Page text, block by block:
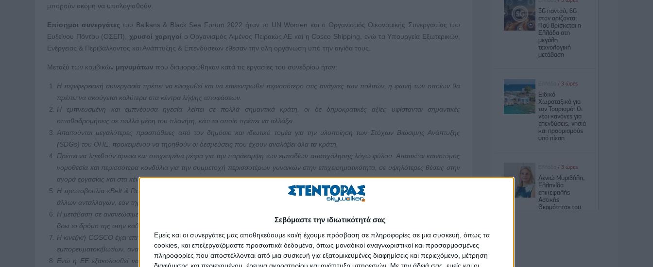
Σεβόμαστε την ιδιωτικότητά σας
Εμείς και οι συνεργάτες μας αποθηκεύουμε και/ή έχουμε πρόσβαση σε πληροφορίες σε μια συσκευή, όπως τα
cookies, και επεξεργαζόμαστε προσωπικά δεδομένα, όπως μοναδικοί αναγνωριστικοί και προσαρμοσμένες
πληροφορίες που αποστέλλονται από μια συσκευή για εξατομικευμένες διαφημίσεις και περιεχόμενο, μέτρηση
διαφήμισης και περιεχομένου, έρευνα ακροατηρίου και ανάπτυξη υπηρεσιών. Με την άδειά σας, εμείς και οι
μπορούν ακόμη να υπολογισθούν.
Επίσημοι συνεργάτες του Balkans & Black Sea Forum 2022 ήταν το UN Women και ο Οργανισμός Οικονομικής Συνεργασίας του
Ευξείνου Πόντου (ΟΣΕΠ),χρυσοί χορηγοί ο Οργανισμός Λιμένος Πειραιώς ΑΕ και η Cosco Shipping, ενώ τα Υπουργεία Εξωτερικών,
Ενέργειας & Περιβάλλοντος και Ανάπτυξης & Επενδύσεων έθεσαν την όλη οργάνωση υπό την αιγίδα τους.
Μεταξύ των κομβικών μηνυμάτων που διαμορφώθηκαν κατά τις εργασίες του συνεδρίου ήταν:
Η περιφερειακή συνεργασία πρέπει να ενισχυθεί και να επικεντρωθεί περισσότερο στις ανάγκες των πολιτών, η φωνή των οποίων θα
πρέπει να ακούγεται καλύτερα στα κέντρα λήψης αποφάσεων.
Η εμπνευσμένη και εμπνέουσα ηγεσία λείπει σε πολλά σημαντικά κράτη, οι δε δημοκρατικές αξίες υφίστανται σημαντικές
οπισθοδρομήσεις σε πολλά μέρη του πλανήτη, κάτι το οποίο πρέπει να αλλάξει.
Απαιτούνται μεγαλύτερες προσπάθειες από τον δημόσιο και ιδιωτικό τομέα για την υλοποίηση των Στόχων Βιώσιμης Ανάπτυξης
(SDGs) του ΟΗΕ, προκειμένου να τηρηθούν οι δεσμεύσεις που έχουν αναλάβει όλα τα κράτη.
Πρέπει να ληφθούν άμεσα και στοχευμένα μέτρα για την παράκαμψη των εμποδίων απασχόλησης λόγω φύλου. Απαιτείται καινοτόμος
νομοθεσία και περισσότερα κονδύλια για την συμμετοχή περισσοτέρων γυναικών στην επιχειρηματικότητα, σε υψηλότερες θέσεις στην
αγορά εργασίας και στα κέντρα λήψης αποφάσεων.
Η πρωτοβουλία «Belt & Road Initiative» (BRI) της Κίνας αποτελεί χρήσιμο εργαλείο για την περαιτέρω διευκόλυνση του εμπορίου και
άλλων ανταλλαγών, εάν τηρούνται οι αρχές της διαφάνειας και του θεμιτού ανταγωνισμού.
Η μετάβαση σε ανανεώσιμες πηγές ενέργειας θα πρέπει να επιταχυνθεί περαιτέρω και η βιώσιμη, καινοτόμος τεχνολογία θα πρέπει να
βρει το δρόμο της στην καθημερινή ζωή των πολιτών ταχύτερα και πιο αποτελεσματικά.
Η κινεζική COSCO έχει επιτύχει να αναδείξει τον Πειραιά ως το ταχύτερα αναπτυσσόμενο λιμάνι όσον αφορά την μεταφορά/διαχείριση
εμπορευματοκιβωτίων, αναβαθμίζοντας την ικανότητά του να αναλαμβάνει περισσότερες ναυπηγο-επισκευαστικές δραστηριότητες.
Ενώ η ΕΕ εξακολουθεί να παραμένει το επίκεντρο έλξης για τα κράτη των Δυτικών Βαλκανίων και της ευρύτερης περιοχής, είναι